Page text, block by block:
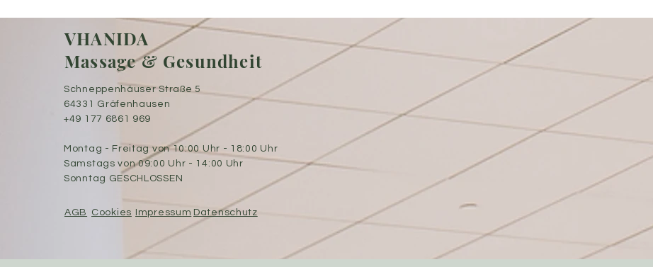
VHANIDA
Massage & Gesundheit
Schneppenhäuser Straße 5
64331 Gräfenhausen
+49 177 6861 969
Montag - Freitag von 10:00 Uhr - 18:00 Uhr
Samstags von 09:00 Uhr - 14:00 Uhr
Sonntag GESCHLOSSEN
AGB Cookies Impressum Datenschutz